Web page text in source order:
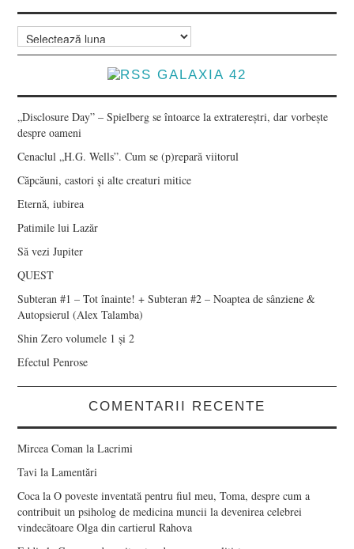
Arhive
GALAXIA 42
„Disclosure Day” – Spielberg se întoarce la extratereștri, dar vorbește
despre oameni
Cenaclul „H.G. Wells”. Cum se (p)repară viitorul
Căpcăuni, castori și alte creaturi mitice
Eternă, iubirea
Patimile lui Lazăr
Să vezi Jupiter
QUEST
Subteran #1 – Tot înainte! + Subteran #2 – Noaptea de sânziene &
Autopsierul (Alex Talamba)
Shin Zero volumele 1 și 2
Efectul Penrose
COMENTARII RECENTE
Mircea Coman laLacrimi
Tavi laLamentări
Coca laO poveste inventată pentru fiul meu, Toma, despre cum a
contribuit un psiholog de medicina muncii la devenirea celebrei
vindecătoare Olga din cartierul Rahova